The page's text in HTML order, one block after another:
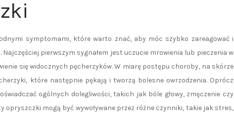
symptomami, które warto znać, aby móc szybko zareagować i
Najczęściej pierwszym sygnałem jest uczucie mrowienia lub pieczenia w
się widocznych pęcherzyków. W miarę postępu choroby, na skórze
które następnie pękają i tworzą bolesne owrzodzenia. Oprócz
ogólnych dolegliwości, takich jak bóle głowy, zmęczenie czy
opryszczki mogą być wywoływane przez różne czynniki, takie jak stres,